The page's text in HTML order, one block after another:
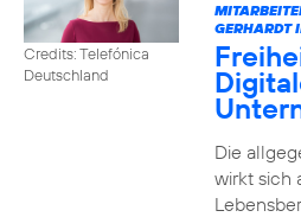
Credits: Telefónica
Deutschland
GERHARDT
Die
wirkt sich